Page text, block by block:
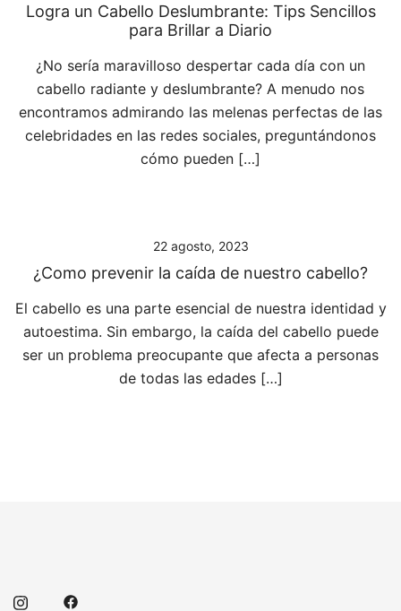
Logra un Cabello Deslumbrante: Tips Sencillos
para Brillar a Diario
¿No sería maravilloso despertar cada día con un
cabello radiante y deslumbrante? A menudo nos
encontramos admirando las melenas perfectas de las
celebridades en las redes sociales, preguntándonos
cómo pueden […]
22 agosto, 2023
¿Como prevenir la caída de nuestro cabello?
El cabello es una parte esencial de nuestra identidad y
autoestima. Sin embargo, la caída del cabello puede
ser un problema preocupante que afecta a personas
de todas las edades […]